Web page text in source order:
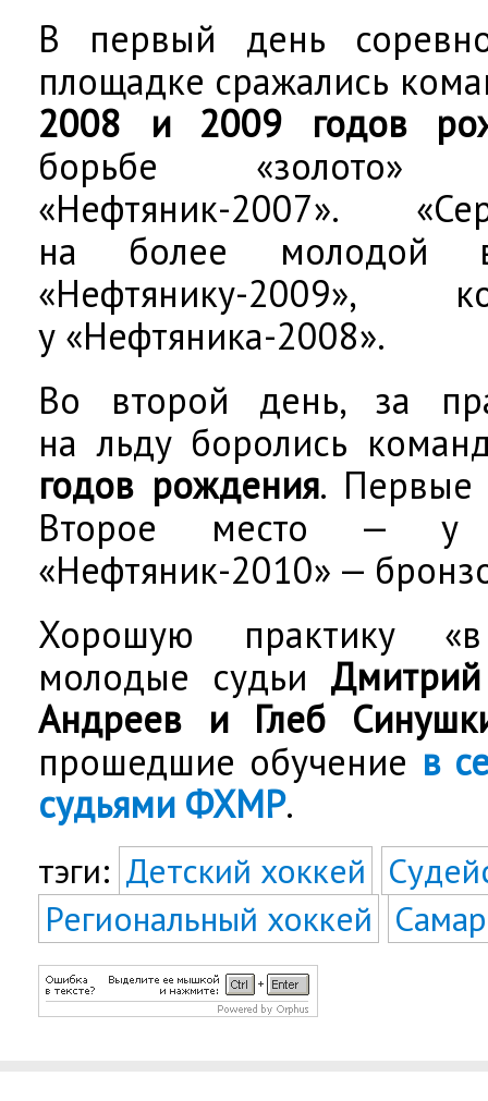
В первый день
площадке сражались
2008 и 2009 годов
борьбе «золото»
«Нефтяник-2007».
на более молодой
«Нефтянику-2009»,
у «Нефтяника-2008».
Во второй день, за
на льду боролись
годов рождения. Первые
Второе место — у
«Нефтяник-2010» —
Хорошую практику
молодые судьи
Андреев и Глеб
прошедшие обучение в
судьями ФХМР.
тэги: Детский хоккей
Региональный хоккей